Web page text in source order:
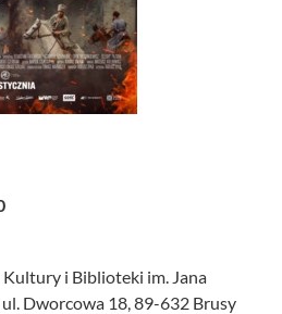
i Biblioteki im. Jana
Dworcowa 18, 89-632 Brusy